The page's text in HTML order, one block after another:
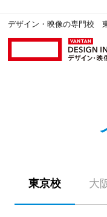
デザイン・映像の専門校
東京校 大